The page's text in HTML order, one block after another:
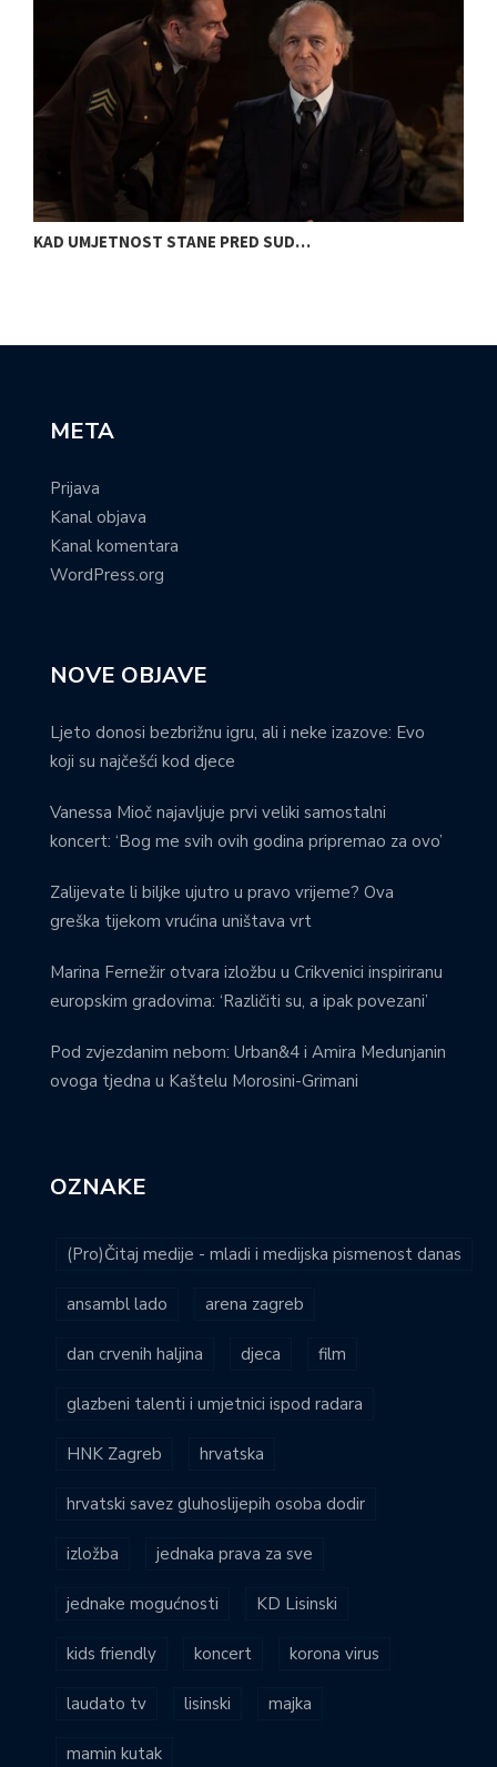
KAD UMJETNOST STANE PRED SUD…
META
Prijava
Kanal objava
Kanal komentara
WordPress.org
NOVE OBJAVE
Ljeto donosi bezbrižnu igru, ali i neke izazove: Evo
koji su najčešći kod djece
Vanessa Mioč najavljuje prvi veliki samostalni
koncert: ‘Bog me svih ovih godina pripremao za ovo’
Zalijevate li biljke ujutro u pravo vrijeme? Ova
greška tijekom vrućina uništava vrt
Marina Fernežir otvara izložbu u Crikvenici inspiriranu
europskim gradovima: ‘Različiti su, a ipak povezani’
Pod zvjezdanim nebom: Urban&4 i Amira Medunjanin
ovoga tjedna u Kaštelu Morosini-Grimani
OZNAKE
(Pro)Čitaj medije - mladi i medijska pismenost danas
ansambl lado arena zagreb
dan crvenih haljina djeca film
glazbeni talenti i umjetnici ispod radara
HNK Zagreb hrvatska
hrvatski savez gluhoslijepih osoba dodir
izložba jednaka prava za sve
jednake mogućnosti KD Lisinski
kids friendly koncert korona virus
laudato tv lisinski majka
mamin kutak